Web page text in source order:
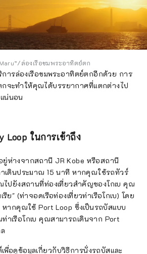
ล่องเรือชมพระอาทิตย์ตก
การล่องเรือชมพระอาทิตย์ตกอีกด้วย การ
กจะทำให้คุณได้บรรยากาศที่แตกต่างไป
น่นอน
Loop ในการเข้าถึง
ยู่ห่างจากสถานี JR Kobe หรือสถานี
าเดินประมาณ 15 นาที หากคุณใช้รถทัวร์
ปยังสถานที่ท่องเที่ยวสำคัญของโกเบ คุณ
ย" (ท่าจอดเรือท่องเที่ยวท่าเรือโกเบ) โดย
หากคุณใช้ Port Loop ซึ่งเป็นรถบัสแบบ
าเรือโกเบ คุณสามารถเดินจาก Port
พื่อดูข้อมูลเกี่ยวกับวิธีการนั่งรถบัสและ